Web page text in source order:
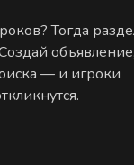
Тогда
— и игроки